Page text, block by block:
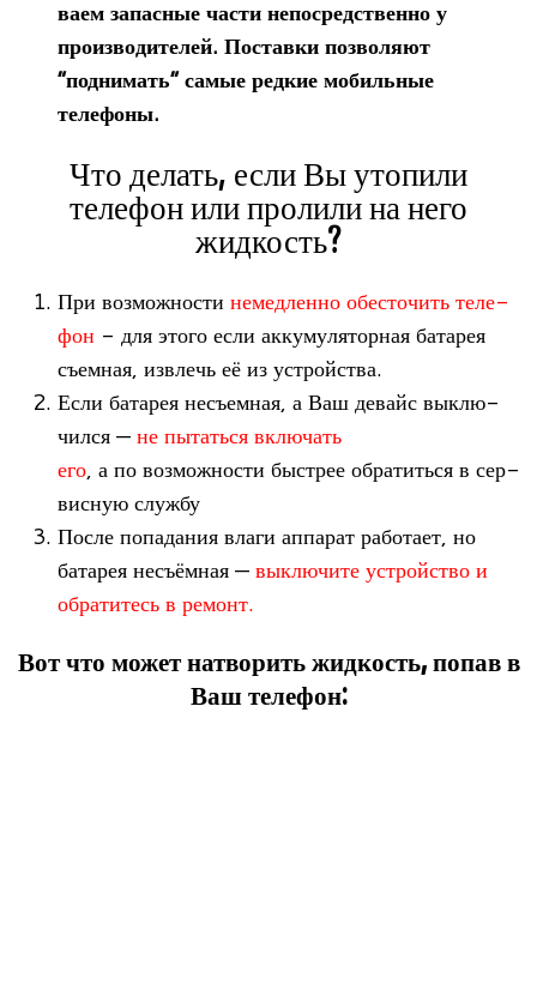
ваем запас­ные части непо­сред­ственно у
про­из­во­ди­те­лей. Поставки поз­во­ляют
“под­ни­мать” самые ред­кие мобиль­ные
телефоны.
Что делать, если Вы утопили
телефон или пролили на него
жидкость?
При воз­мож­но­сти немед­ленно обес­то­чить теле­
фон - для этого если акку­му­ля­тор­ная бата­рея
съем­ная, извлечь её из устройства.
Если бата­рея несъем­ная, а Ваш девайс выклю­
чился —не пытаться вклю­чать
его, а по воз­мож­но­сти быст­рее обра­титься в сер­
вис­ную службу
После попа­да­ния влаги аппа­рат рабо­тает, но
бата­рея несъём­ная —выклю­чите устрой­ство и
обра­ти­тесь в ремонт.
Вот что может натворить жидкость, попав в
Ваш телефон: